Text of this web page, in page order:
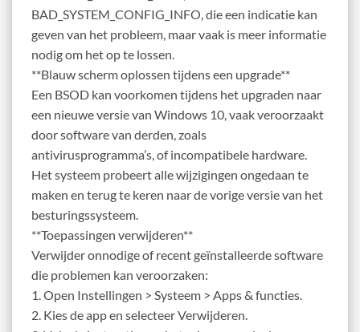
BAD_SYSTEM_CONFIG_INFO, die een indicatie kan
geven van het probleem, maar vaak is meer informatie
nodig om het op te lossen.
**Blauw scherm oplossen tijdens een upgrade**
Een BSOD kan voorkomen tijdens het upgraden naar
een nieuwe versie van Windows 10, vaak veroorzaakt
door software van derden, zoals
antivirusprogramma’s, of incompatibele hardware.
Het systeem probeert alle wijzigingen ongedaan te
maken en terug te keren naar de vorige versie van het
besturingssysteem.
**Toepassingen verwijderen**
Verwijder onnodige of recent geïnstalleerde software
die problemen kan veroorzaken:
1. Open Instellingen > Systeem > Apps & functies.
2. Kies de app en selecteer Verwijderen.